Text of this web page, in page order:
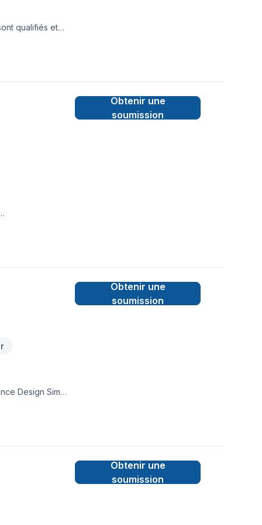
qualifiés et
Obtenir une
soumission
Design Sim
Pavage, Pavé
Obtenir une
soumission
Obtenir une
soumission